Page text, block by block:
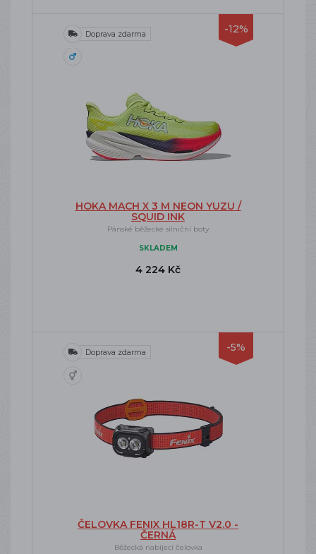
-12%
Doprava zdarma
HOKA MACH X 3 M NEON YUZU /
SQUID INK
Pánské běžecké silniční boty
SKLADEM
4 224 Kč
-5%
Doprava zdarma
ČELOVKA FENIX HL18R-T V2.0 -
ČERNÁ
Běžecká nabíjecí čelovka